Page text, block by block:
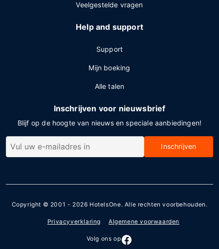
Veelgestelde vragen
Help and support
Support
Mijn boeking
Alle talen
Inschrijven voor nieuwsbrief
Blijf op de hoogte van nieuws en speciale aanbiedingen!
Inschrijven
Copyright © 2001 - 2026 HotelsOne. Alle rechten voorbehouden.
Privacyverklaring Algemene voorwaarden
Volg ons op